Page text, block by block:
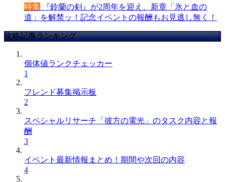
特集 『鈴蘭の剣』が2周年を迎え、新章「氷と血の
道」を解禁ッ！記念イベントの報酬もお見逃し無く！
攻略記事ランキング
個体値ランクチェッカー
1
フレンド募集掲示板
2
スペシャルリサーチ「彼方の電光」のタスク内容と報
酬
3
イベント最新情報まとめ！期間や次回の内容
4